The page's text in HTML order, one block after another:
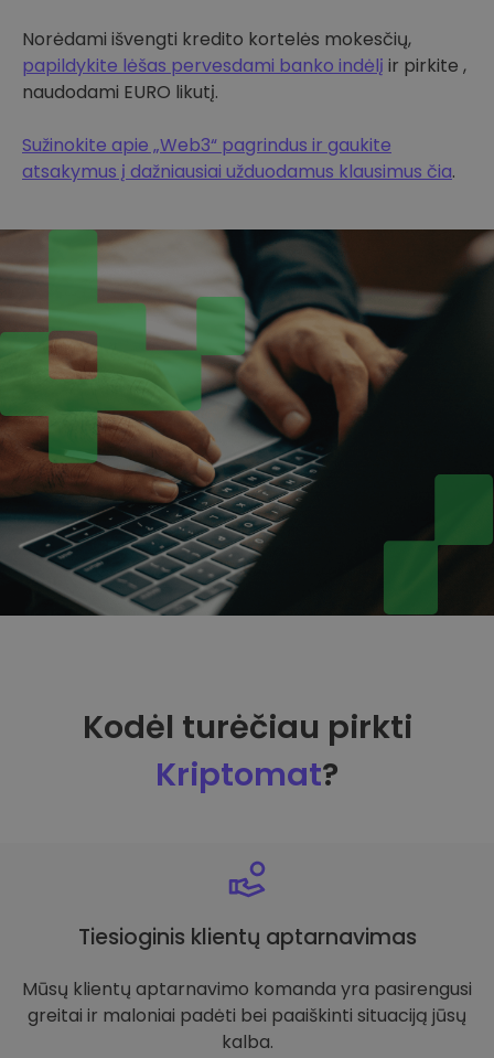
Norėdami išvengti kredito kortelės mokesčių,
papildykite lėšas pervesdami banko indėlį ir pirkite ,
naudodami EURO likutį.
Sužinokite apie „Web3“ pagrindus ir gaukite
atsakymus į dažniausiai užduodamus klausimus čia.
Kodėl turėčiau pirkti
Kriptomat?
Tiesioginis klientų aptarnavimas
Mūsų klientų aptarnavimo komanda yra pasirengusi
greitai ir maloniai padėti bei paaiškinti situaciją jūsų
kalba.